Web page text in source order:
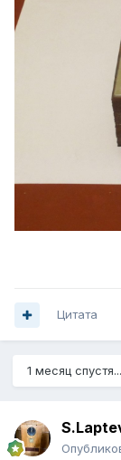
Цитата
1 месяц спустя...